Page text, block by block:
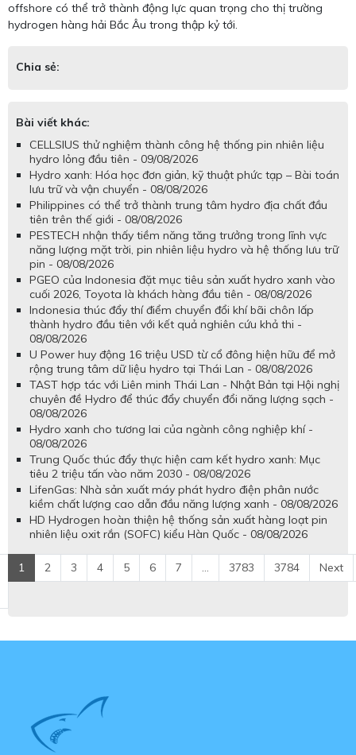
offshore có thể trở thành động lực quan trọng cho thị trường
hydrogen hàng hải Bắc Âu trong thập kỷ tới.
Chia sẻ:
Bài viết khác:
CELLSIUS thử nghiệm thành công hệ thống pin nhiên liệu
hydro lỏng đầu tiên - 09/08/2026
Hydro xanh: Hóa học đơn giản, kỹ thuật phức tạp – Bài toán
lưu trữ và vận chuyển - 08/08/2026
Philippines có thể trở thành trung tâm hydro địa chất đầu
tiên trên thế giới - 08/08/2026
PESTECH nhận thấy tiềm năng tăng trưởng trong lĩnh vực
năng lượng mặt trời, pin nhiên liệu hydro và hệ thống lưu trữ
pin - 08/08/2026
PGEO của Indonesia đặt mục tiêu sản xuất hydro xanh vào
cuối 2026, Toyota là khách hàng đầu tiên - 08/08/2026
Indonesia thúc đẩy thí điểm chuyển đổi khí bãi chôn lấp
thành hydro đầu tiên với kết quả nghiên cứu khả thi -
08/08/2026
U Power huy động 16 triệu USD từ cổ đông hiện hữu để mở
rộng trung tâm dữ liệu hydro tại Thái Lan - 08/08/2026
TAST hợp tác với Liên minh Thái Lan - Nhật Bản tại Hội nghị
chuyên đề Hydro để thúc đẩy chuyển đổi năng lượng sạch -
08/08/2026
Hydro xanh cho tương lai của ngành công nghiệp khí -
08/08/2026
Trung Quốc thúc đẩy thực hiện cam kết hydro xanh: Mục
tiêu 2 triệu tấn vào năm 2030 - 08/08/2026
LifenGas: Nhà sản xuất máy phát hydro điện phân nước
kiềm chất lượng cao dẫn đầu năng lượng xanh - 08/08/2026
HD Hydrogen hoàn thiện hệ thống sản xuất hàng loạt pin
nhiên liệu oxit rắn (SOFC) kiểu Hàn Quốc - 08/08/2026
1 2 3 4 5 6 7 ... 3783 3784 Next